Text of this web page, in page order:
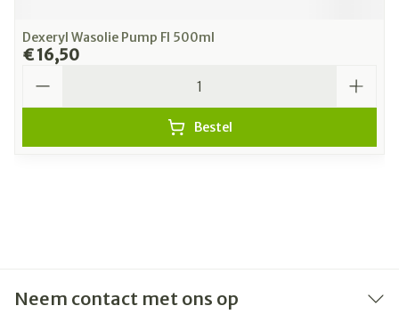
Dexeryl Wasolie Pump Fl 500ml
€ 16,50
Bestel
Neem contact met ons op